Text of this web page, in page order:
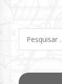
por: